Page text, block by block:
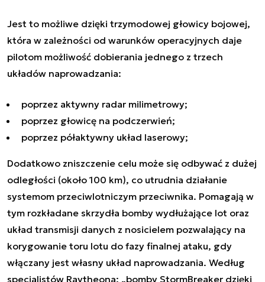
Jest to możliwe dzięki trzymodowej głowicy bojowej,
która w zależności od warunków operacyjnych daje
pilotom możliwość dobierania jednego z trzech
układów naprowadzania:
poprzez aktywny radar milimetrowy;
poprzez głowicę na podczerwień;
poprzez półaktywny układ laserowy;
Dodatkowo zniszczenie celu może się odbywać z dużej
odległości (około 100 km), co utrudnia działanie
systemom przeciwlotniczym przeciwnika. Pomagają w
tym rozkładane skrzydła bomby wydłużające lot oraz
układ transmisji danych z nosicielem pozwalający na
korygowanie toru lotu do fazy finalnej ataku, gdy
włączany jest własny układ naprowadzania. Według
specjalistów Raytheona: „bomby StormBreaker dzięki